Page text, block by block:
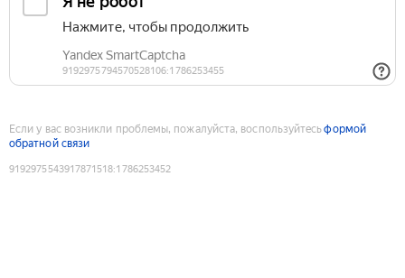
Если у вас возникли проблемы, пожалуйста, воспользуйтесьформой
обратной связи
9192975543917871518:1786253452